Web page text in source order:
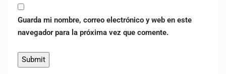
Guarda mi nombre, correo electrónico y web en este
navegador para la próxima vez que comente.